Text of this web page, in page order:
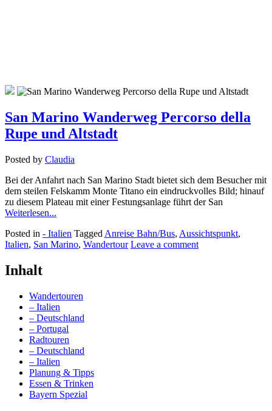
San Marino Wanderweg Percorso della
Rupe und Altstadt
Posted by Claudia
Bei der Anfahrt nach San Marino Stadt bietet sich dem Besucher mit
dem steilen Felskamm Monte Titano ein eindruckvolles Bild; hinauf
zu diesem Plateau mit einer Festungsanlage führt der San
Weiterlesen...
Posted in - Italien Tagged Anreise Bahn/Bus, Aussichtspunkt,
Italien, San Marino, Wandertour Leave a comment
Inhalt
Wandertouren
– Italien
– Deutschland
– Portugal
Radtouren
– Deutschland
– Italien
Planung & Tipps
Essen & Trinken
Bayern Spezial